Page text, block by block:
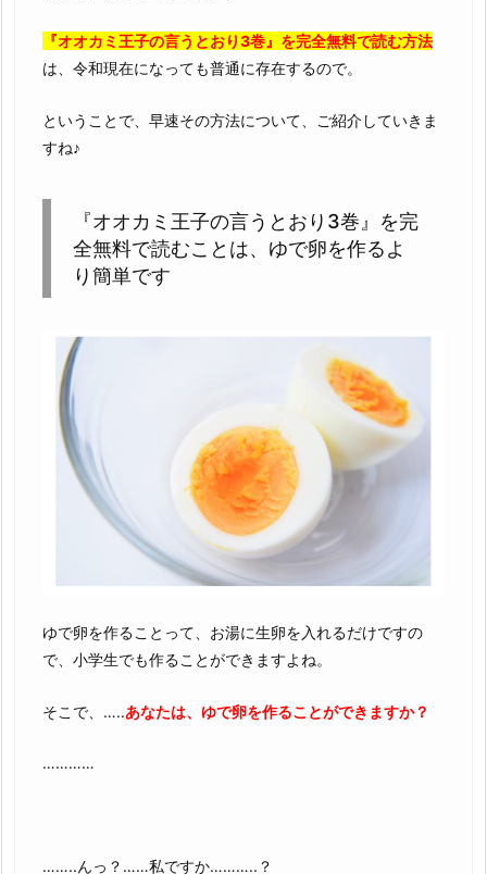
『オオカミ王子の言うとおり3巻』を完全無料で読む方法
は、令和現在になっても普通に存在するので。
ということで、早速その方法について、ご紹介していきま
すね♪
『オオカミ王子の言うとおり3巻』を完
全無料で読むことは、ゆで卵を作るよ
り簡単です
ゆで卵を作ることって、お湯に生卵を入れるだけですの
で、小学生でも作ることができますよね。
そこで、…..あなたは、ゆで卵を作ることができますか？
…………
……..んっ？……私ですか………..？